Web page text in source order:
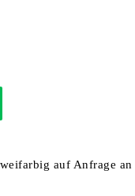
auf Anfrage an